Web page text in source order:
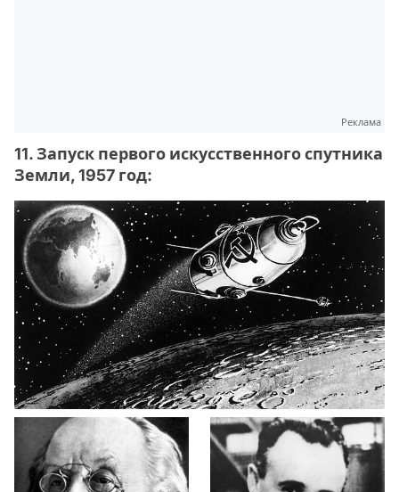
Реклама
11. Запуск первого искусственного спутника
Земли, 1957 год: